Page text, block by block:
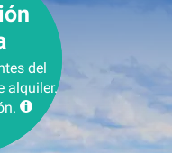
del
alquiler.